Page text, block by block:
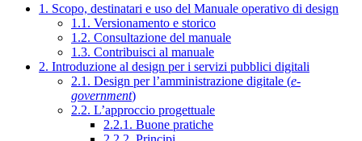
1. Scopo, destinatari e uso del Manuale operativo di design
1.1. Versionamento e storico
1.2. Consultazione del manuale
1.3. Contribuisci al manuale
2. Introduzione al design per i servizi pubblici digitali
2.1. Design per l’amministrazione digitale (e-
government)
2.2. L’approccio progettuale
2.2.1. Buone pratiche